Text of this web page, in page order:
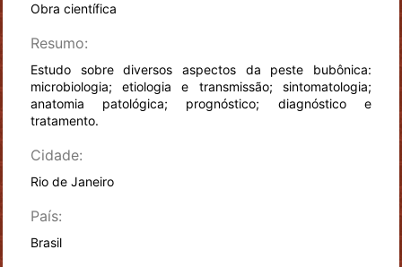
Obra científica
Resumo:
Estudo sobre diversos aspectos da peste bubônica:
microbiologia; etiologia e transmissão; sintomatologia;
anatomia patológica; prognóstico; diagnóstico e
tratamento.
Cidade:
Rio de Janeiro
País:
Brasil